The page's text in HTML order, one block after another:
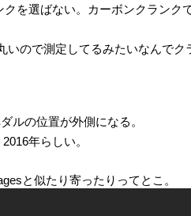
を選ばない。カーボンクランク
いので測定してるみたいなんで
ルの位置が外側になる。
年らしい。
と似たり寄ったりってとこ。